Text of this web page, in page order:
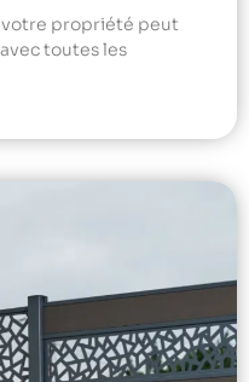
votre propriété peut
toutes les